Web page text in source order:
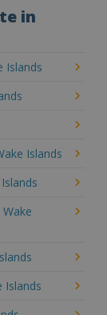
in
Islands
Islands
Islands